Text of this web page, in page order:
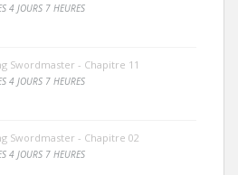
4 JOURS 7 HEURES
Swordmaster - Chapitre 11
4 JOURS 7 HEURES
Swordmaster - Chapitre 02
4 JOURS 7 HEURES